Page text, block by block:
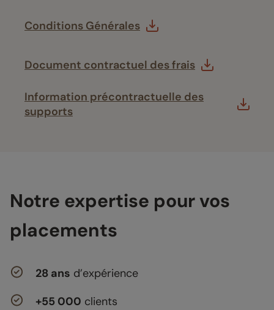
Conditions Générales
Document contractuel des frais
Information précontractuelle des
supports
Notre expertise pour vos
placements
28 ans d’expérience
+55 000 clients